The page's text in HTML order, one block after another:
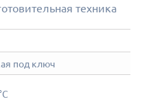
техника
под ключ